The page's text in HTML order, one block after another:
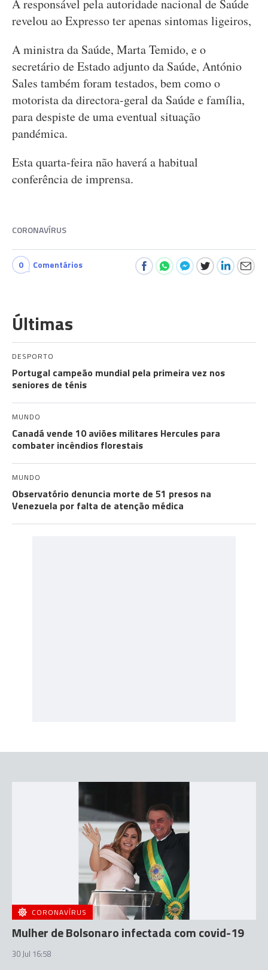
A responsável pela autoridade nacional de Saúde
revelou ao Expresso ter apenas sintomas ligeiros,
A ministra da Saúde, Marta Temido, e o
secretário de Estado adjunto da Saúde, António
Sales também foram testados, bem como o
motorista da directora-geral da Saúde e família,
para despiste de uma eventual situação
pandémica.
Esta quarta-feira não haverá a habitual
conferência de imprensa.
CORONAVÍRUS
0 Comentários
Últimas
DESPORTO
Portugal campeão mundial pela primeira vez nos
seniores de ténis
MUNDO
Canadá vende 10 aviões militares Hercules para
combater incêndios florestais
MUNDO
Observatório denuncia morte de 51 presos na
Venezuela por falta de atenção médica
CORONAVÍRUS
Mulher de Bolsonaro infectada com covid-19
30 Jul 16:58